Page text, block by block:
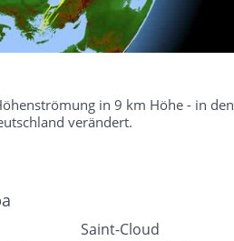
in 9 km Höhe - in den
verändert.
Saint-Cloud